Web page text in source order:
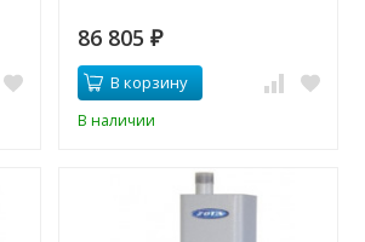
86 805 ₽
В корзину
В наличии